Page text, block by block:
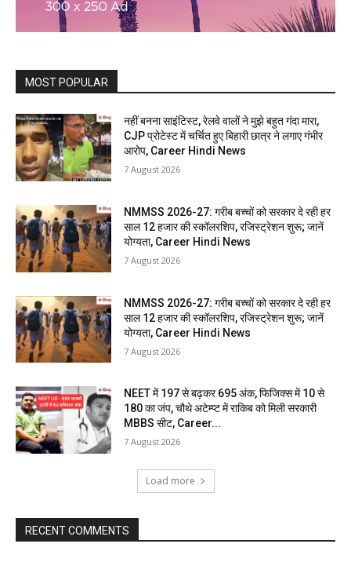
MOST POPULAR
नहीं बनना साइंटिस्ट, रेलवे वालों ने मुझे बहुत गंदा मारा,
CJP प्रोटेस्ट में चर्चित हुए बिहारी छात्र ने लगाए गंभीर
आरोप, Career Hindi News
7 August 2026
NMMSS 2026-27: गरीब बच्चों को सरकार दे रही हर
साल 12 हजार की स्कॉलरशिप, रजिस्ट्रेशन शुरू; जानें
योग्यता, Career Hindi News
7 August 2026
NMMSS 2026-27: गरीब बच्चों को सरकार दे रही हर
साल 12 हजार की स्कॉलरशिप, रजिस्ट्रेशन शुरू; जानें
योग्यता, Career Hindi News
7 August 2026
NEET में 197 से बढ़कर 695 अंक, फिजिक्स में 10 से
180 का जंप, चौथे अटेम्प्ट में राकिब को मिली सरकारी
MBBS सीट, Career...
7 August 2026
Load more
RECENT COMMENTS